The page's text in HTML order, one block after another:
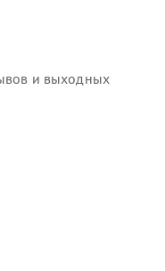
и выходных